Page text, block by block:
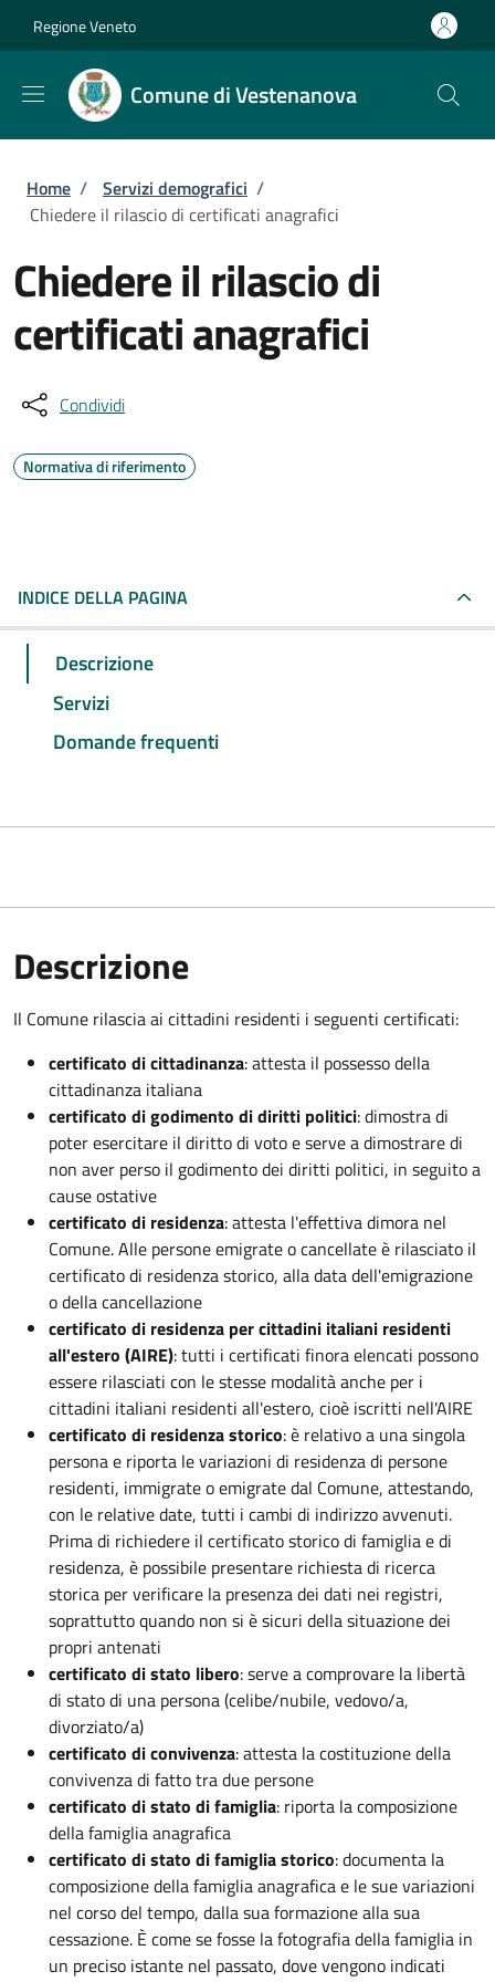
Regione Veneto
Comune di Vestenanova
Briciole di pane
Home / Servizi demografici /
Chiedere il rilascio di certificati anagrafici
Chiedere il rilascio di
certificati anagrafici
Condividi
Normativa di riferimento
INDICE DELLA PAGINA
Descrizione
Servizi
Domande frequenti
Descrizione
Il Comune rilascia ai cittadini residenti i seguenti certificati:
certificato di cittadinanza: attesta il possesso della
cittadinanza italiana
certificato di godimento di diritti politici: dimostra di
poter esercitare il diritto di voto e serve a dimostrare di
non aver perso il godimento dei diritti politici, in seguito a
cause ostative
certificato di residenza: attesta l'effettiva dimora nel
Comune. Alle persone emigrate o cancellate è rilasciato il
certificato di residenza storico, alla data dell'emigrazione
o della cancellazione
certificato di residenza per cittadini italiani residenti
all'estero (AIRE): tutti i certificati finora elencati possono
essere rilasciati con le stesse modalità anche per i
cittadini italiani residenti all'estero, cioè iscritti nell'AIRE
certificato di residenza storico: è relativo a una singola
persona e riporta le variazioni di residenza di persone
residenti, immigrate o emigrate dal Comune, attestando,
con le relative date, tutti i cambi di indirizzo avvenuti.
Prima di richiedere il certificato storico di famiglia e di
residenza, è possibile presentare richiesta di ricerca
storica per verificare la presenza dei dati nei registri,
soprattutto quando non si è sicuri della situazione dei
propri antenati
certificato di stato libero: serve a comprovare la libertà
di stato di una persona (celibe/nubile, vedovo/a,
divorziato/a)
certificato di convivenza: attesta la costituzione della
convivenza di fatto tra due persone
certificato di stato di famiglia: riporta la composizione
della famiglia anagrafica
certificato di stato di famiglia storico: documenta la
composizione della famiglia anagrafica e le sue variazioni
nel corso del tempo, dalla sua formazione alla sua
cessazione. È come se fosse la fotografia della famiglia in
un preciso istante nel passato, dove vengono indicati